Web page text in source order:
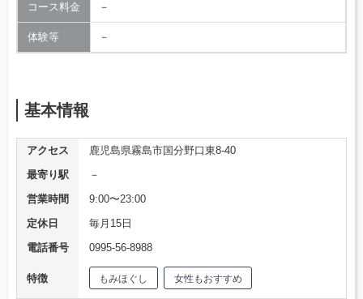
コース料金 －
体験等 －
基本情報
アクセス
鹿児島県霧島市国分野口東8-40
最寄り駅
－
営業時間
9:00〜23:00
定休日
毎月15日
電話番号
0995-56-8988
特徴 もみほぐし 女性もおすすめ